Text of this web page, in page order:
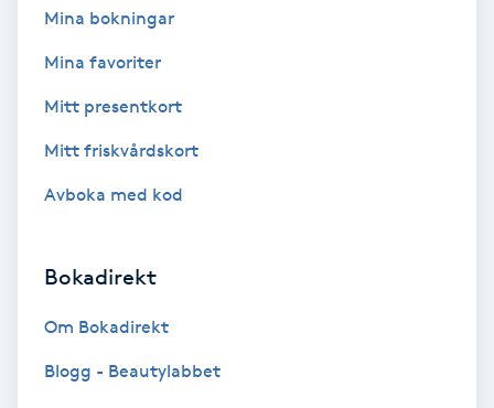
Fotvård
Fransborttagning
Fransfärgning
Fransförlängning Megavolym
Fransförlängning Volym
Mina bokningar
Mina favoriter
Mitt presentkort
Mitt friskvårdskort
Avboka med kod
Bokadirekt
Om Bokadirekt
Blogg - Beautylabbet